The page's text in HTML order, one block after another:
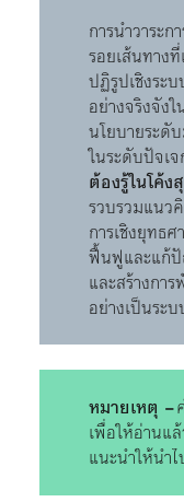
การนำวาระ
รอยเส้นทาง
ปฏิรูปเชิงระ
อย่างจริงจัง
นโยบายระดั
ในระดับปัจ
ต้องรู้ในโค้ง
รวบรวมแน
การเชิงยุทธ
ฟื้นฟูและแก้
และสร้างก
อย่างเป็นระ
หมายเหตุ –
เพื่อให้อ่านแ
แนะนำให้นำ